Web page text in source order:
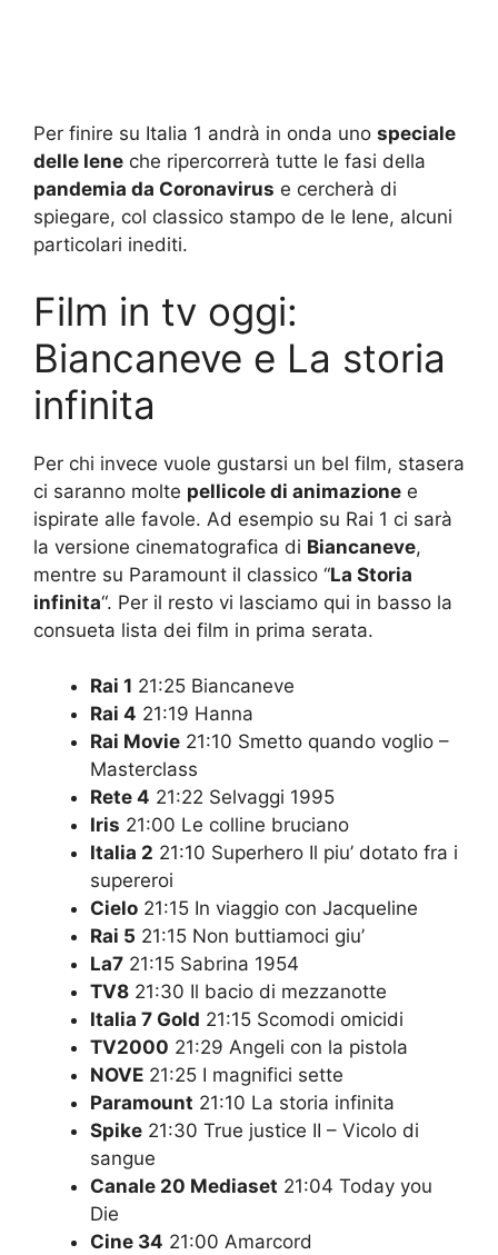
Per finire su Italia 1 andrà in onda uno speciale
delle Iene che ripercorrerà tutte le fasi della
pandemia da Coronavirus e cercherà di
spiegare, col classico stampo de le Iene, alcuni
particolari inediti.
Film in tv oggi:
Biancaneve e La storia
infinita
Per chi invece vuole gustarsi un bel film, stasera
ci saranno molte pellicole di animazione e
ispirate alle favole. Ad esempio su Rai 1 ci sarà
la versione cinematografica di Biancaneve,
mentre su Paramount il classico “La Storia
infinita“. Per il resto vi lasciamo qui in basso la
consueta lista dei film in prima serata.
Rai 1 21:25 Biancaneve
Rai 4 21:19 Hanna
Rai Movie 21:10 Smetto quando voglio –
Masterclass
Rete 4 21:22 Selvaggi 1995
Iris 21:00 Le colline bruciano
Italia 2 21:10 Superhero Il piu’ dotato fra i
supereroi
Cielo 21:15 In viaggio con Jacqueline
Rai 5 21:15 Non buttiamoci giu’
La7 21:15 Sabrina 1954
TV8 21:30 Il bacio di mezzanotte
Italia 7 Gold 21:15 Scomodi omicidi
TV2000 21:29 Angeli con la pistola
NOVE 21:25 I magnifici sette
Paramount 21:10 La storia infinita
Spike 21:30 True justice II – Vicolo di
sangue
Canale 20 Mediaset 21:04 Today you
Die
Cine 34 21:00 Amarcord